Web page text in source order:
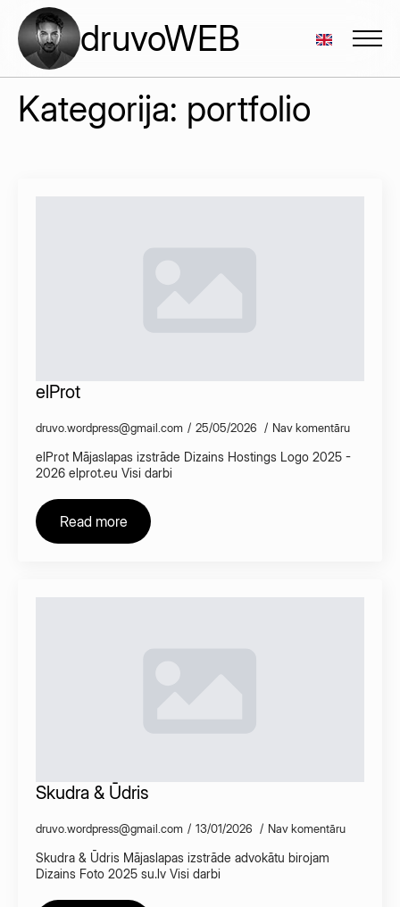
druvoWEB
Kategorija: portfolio
elProt
druvo.wordpress@gmail.com 25/05/2026 Nav komentāru
elProt Mājaslapas izstrāde Dizains Hostings Logo 2025 -
2026 elprot.eu Visi darbi
Read more
Skudra & Ūdris
druvo.wordpress@gmail.com 13/01/2026 Nav komentāru
Skudra & Ūdris Mājaslapas izstrāde advokātu birojam
Dizains Foto 2025 su.lv Visi darbi